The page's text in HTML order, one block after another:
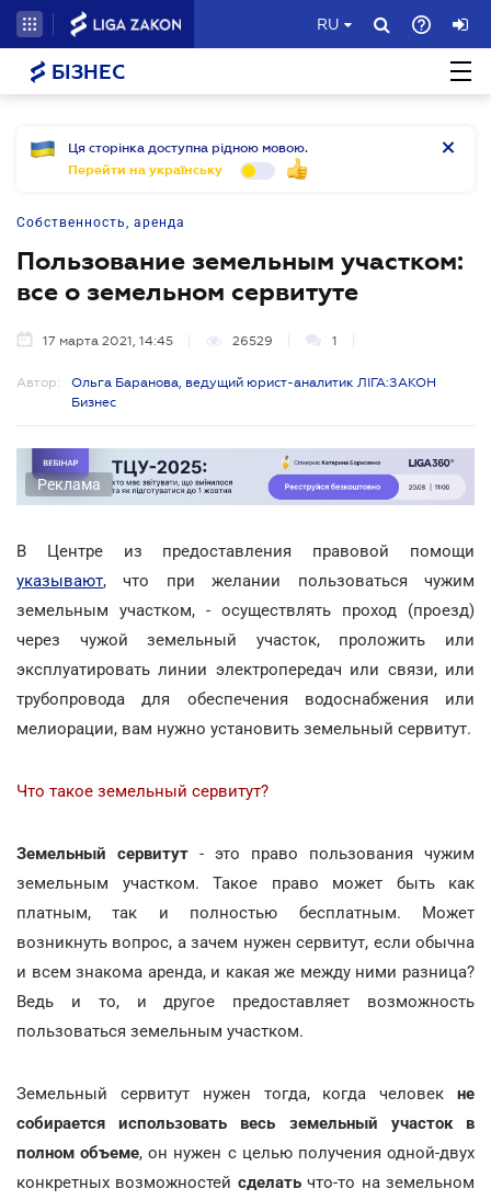
RU
БІЗНЕС
Ця сторінка доступна рідною мовою.
Перейти на українську
Собственность, аренда
Пользование земельным участком:
все о земельном сервитуте
17 марта 2021, 14:45 26529 1
Автор:
Ольга Баранова, ведущий юрист-аналитик ЛІГА:ЗАКОН
Бизнес
Реклама
В Центре из предоставления правовой помощи
указывают, что при желании пользоваться чужим
земельным участком, - осуществлять проход (проезд)
через чужой земельный участок, проложить или
эксплуатировать линии электропередач или связи, или
трубопровода для обеспечения водоснабжения или
мелиорации, вам нужно установить земельный сервитут.
Что такое земельный сервитут?
Земельный сервитут - это право пользования чужим
земельным участком. Такое право может быть как
платным, так и полностью бесплатным. Может
возникнуть вопрос, а зачем нужен сервитут, если обычна
и всем знакома аренда, и какая же между ними разница?
Ведь и то, и другое предоставляет возможность
пользоваться земельным участком.
Земельный сервитут нужен тогда, когда человек не
собирается использовать весь земельный участок в
полном объеме, он нужен с целью получения одной-двух
конкретных возможностей сделатьчто-то на земельном